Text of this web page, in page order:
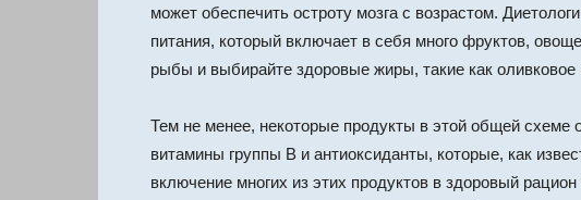
может обеспечить остроту мозга с возрастом.
питания, который включает в себя много фруктов,
рыбы и выбирайте здоровые жиры, такие как
Тем не менее, некоторые продукты в этой общей схеме
витамины группы B и антиоксиданты, которые, как
включение многих из этих продуктов в здоровый